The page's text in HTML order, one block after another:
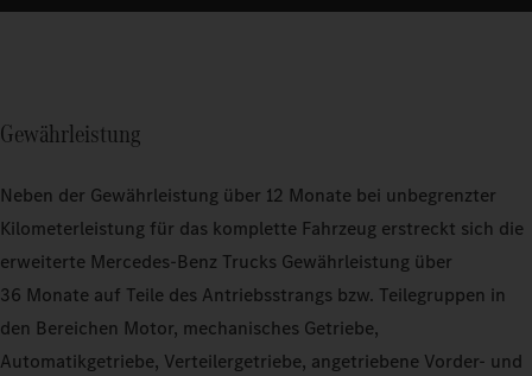
Gewährleistung
Neben der Gewährleistung über 12 Monate bei unbegrenzter
Kilometerleistung für das komplette Fahrzeug erstreckt sich die
erweiterte Mercedes‑Benz Trucks Gewährleistung über
36 Monate auf Teile des Antriebsstrangs bzw. Teilegruppen in
den Bereichen Motor, mechanisches Getriebe,
Automatikgetriebe, Verteilergetriebe, angetriebene Vorder- und